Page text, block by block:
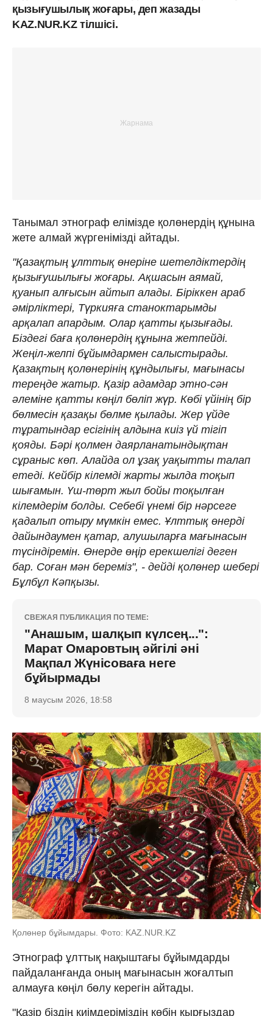
қызығушылық жоғары, деп жазады
KAZ.NUR.KZ тілшісі.
Танымал этнограф елімізде қолөнердің құнына
жете алмай жүргенімізді айтады.
"Қазақтың ұлттық өнеріне шетелдіктердің
қызығушылығы жоғары. Ақшасын аямай,
қуанып алғысын айтып алады. Біріккен араб
әмірліктері, Түркияға станоктарымды
арқалап апардым. Олар қатты қызығады.
Біздегі баға қолөнердің құнына жетпейді.
Жеңіл-желпі бұйымдармен салыстырады.
Қазақтың қолөнерінің құндылығы, мағынасы
тереңде жатыр. Қазір адамдар этно-сән
әлеміне қатты көңіл бөліп жүр. Көбі үйінің бір
бөлмесін қазақы бөлме қылады. Жер үйде
тұратындар есігінің алдына киіз үй тігіп
қояды. Бәрі қолмен даярланатындықтан
сұраныс көп. Алайда ол ұзақ уақытты талап
етеді. Кейбір кілемді жарты жылда тоқып
шығамын. Үш-төрт жыл бойы тоқылған
кілемдерім болды. Себебі үнемі бір нәрсеге
қадалып отыру мүмкін емес. Ұлттық өнерді
дайындаумен қатар, алушыларға мағынасын
түсіндіремін. Өнерде өңір ерекшелігі деген
бар. Соған мән береміз", - дейді қолөнер шебері
Бұлбұл Кәпқызы.
СВЕЖАЯ ПУБЛИКАЦИЯ ПО ТЕМЕ:
"Анашым, шалқып күлсең...":
Марат Омаровтың әйгілі әні
Мақпал Жүнісоваға неге
бұйырмады
8 маусым 2026, 18:58
Қолөнер бұйымдары. Фото: KAZ.NUR.KZ
Этнограф ұлттық нақыштағы бұйымдарды
пайдаланғанда оның мағынасын жоғалтып
алмауға көңіл бөлу керегін айтады.
"Қазір біздің киімдеріміздің көбін қырғыздар